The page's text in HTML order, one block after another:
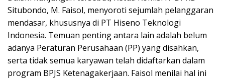
Situbondo, M. Faisol, menyoroti sejumlah pelanggaran
mendasar, khususnya di PT Hiseno Teknologi
Indonesia. Temuan penting antara lain adalah belum
adanya Peraturan Perusahaan (PP) yang disahkan,
serta tidak semua karyawan telah didaftarkan dalam
program BPJS Ketenagakerjaan. Faisol menilai hal ini